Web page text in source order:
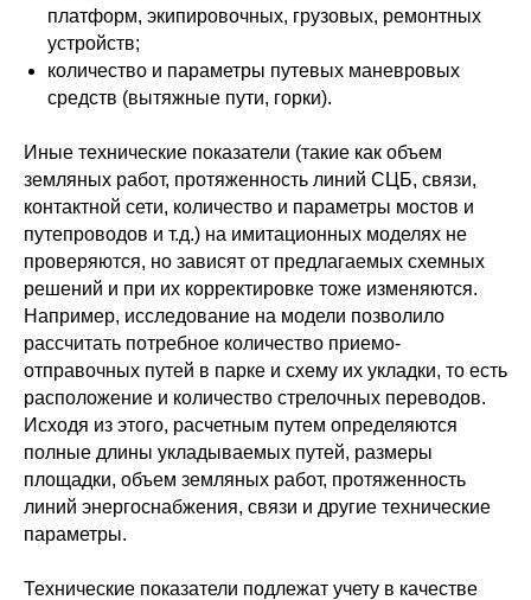
платформ, экипировочных, грузовых, ремонтных
устройств;
количество и параметры путевых маневровых
средств (вытяжные пути, горки).
Иные технические показатели (такие как объем
земляных работ, протяженность линий СЦБ, связи,
контактной сети, количество и параметры мостов и
путепроводов и т.д.) на имитационных моделях не
проверяются, но зависят от предлагаемых схемных
решений и при их корректировке тоже изменяются.
Например, исследование на модели позволило
рассчитать потребное количество приемо-
отправочных путей в парке и схему их укладки, то есть
расположение и количество стрелочных переводов.
Исходя из этого, расчетным путем определяются
полные длины укладываемых путей, размеры
площадки, объем земляных работ, протяженность
линий энергоснабжения, связи и другие технические
параметры.
Технические показатели подлежат учету в качестве